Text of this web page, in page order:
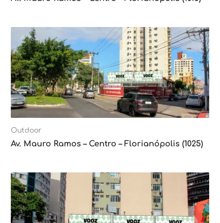
Outdoor
Av. Mauro Ramos – Centro – Florianópolis (1025)